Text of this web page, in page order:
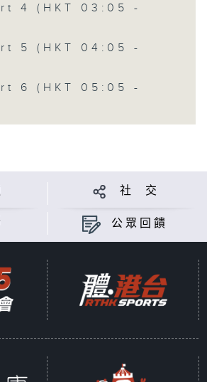
4 (HKT 03:05 -
5 (HKT 04:05 -
6 (HKT 05:05 -
社 交
公眾回饋